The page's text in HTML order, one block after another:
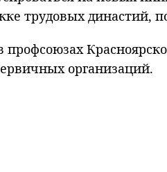
трудовых династий,
профсоюзах
организаций.